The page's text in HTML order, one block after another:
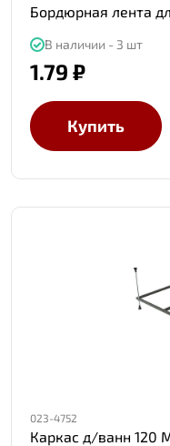
Бордюрная лента
В наличии - 3 шт
1.79 ₽
Купить
023-4752
Каркас д/ванн 120